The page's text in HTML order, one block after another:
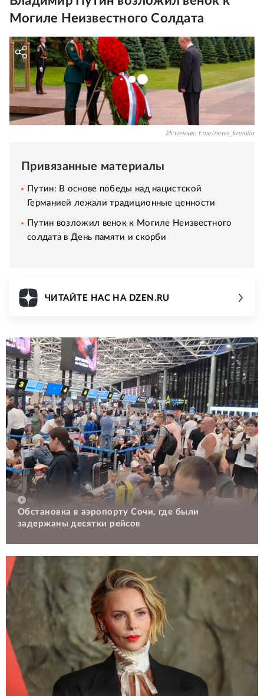
Могиле Неизвестного Солдата
Источник: t.me/news_kremlin
Привязанные материалы
Путин: В основе победы над нацистской
Германией лежали традиционные ценности
Путин возложил венок к Могиле Неизвестного
солдата в День памяти и скорби
ЧИТАЙТЕ НАС НА DZEN.RU
Обстановка в аэропорту Сочи, где были
задержаны десятки рейсов